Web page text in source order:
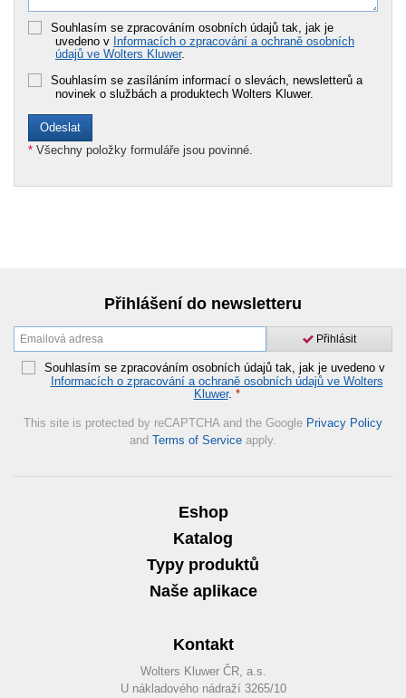
Souhlasím se zpracováním osobních údajů tak, jak je
uvedeno v Informacích o zpracování a ochraně osobních
údajů ve Wolters Kluwer.
Souhlasím se zasíláním informací o slevách, newsletterů a
novinek o službách a produktech Wolters Kluwer.
* Všechny položky formuláře jsou povinné.
Přihlášení do newsletteru
Přihlásit
Souhlasím se zpracováním osobních údajů tak, jak je uvedeno v
Informacích o zpracování a ochraně osobních údajů ve Wolters
Kluwer. *
This site is protected by reCAPTCHA and the Google Privacy Policy
and Terms of Service apply.
Eshop
Katalog
Typy produktů
Naše aplikace
Kontakt
Wolters Kluwer ČR, a.s.
U nákladového nádraží 3265/10